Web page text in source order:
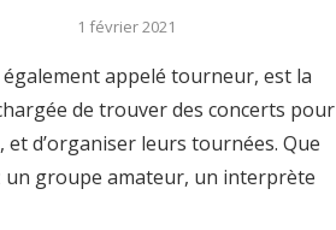
1 février 2021
appelé tourneur, est la
de trouver des concerts pour
et d’organiser leurs tournées. Que
un groupe amateur, un interprète